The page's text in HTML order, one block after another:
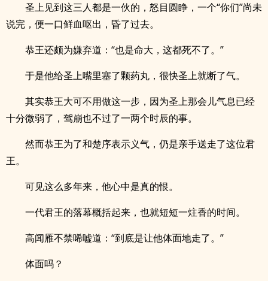
圣上见到这三人都是一伙的，怒目圆睁，一个“你们”尚未
说完，便一口鲜血呕出，昏了过去。
恭王还颇为嫌弃道：“也是命大，这都死不了。”
于是他给圣上嘴里塞了颗药丸，很快圣上就断了气。
其实恭王大可不用做这一步，因为圣上那会儿气息已经
十分微弱了，驾崩也不过了一两个时辰的事。
然而恭王为了和楚序表示义气，仍是亲手送走了这位君
王。
可见这么多年来，他心中是真的恨。
一代君王的落幕概括起来，也就短短一炷香的时间。
高闻雁不禁唏嘘道：“到底是让他体面地走了。”
体面吗？